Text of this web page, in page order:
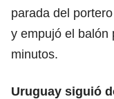
parada del
y empujó el balón
minutos.
Uruguay siguió